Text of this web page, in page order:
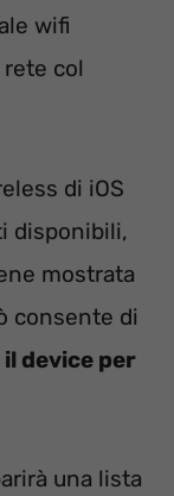
wifi
col
di iOS
disponibili,
mostrata
consente di
device per
una lista